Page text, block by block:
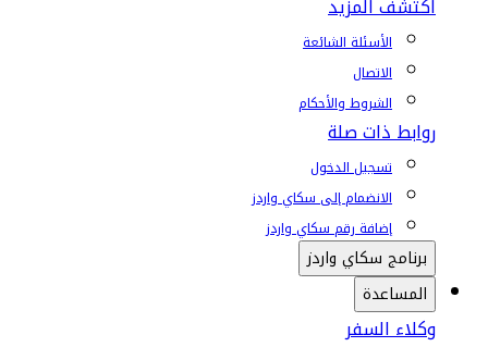
اكتشف المزيد
الأسئلة الشائعة
الاتصال
الشروط والأحكام
روابط ذات صلة
تسجيل الدخول
الانضمام إلى سكاي واردز
إضافة رقم سكاي واردز
برنامج سكاي واردز
المساعدة
وكلاء السفر